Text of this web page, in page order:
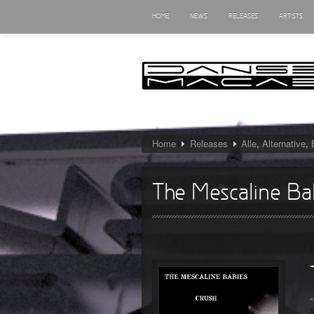
HOME NEWS RELEASES ARTISTS
Home Releases Alle, Alternative,
The Mescaline